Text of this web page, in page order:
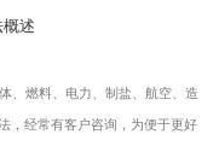
述
、燃料、电力、制盐、航空、造
，经常有客户咨询，为便于更好